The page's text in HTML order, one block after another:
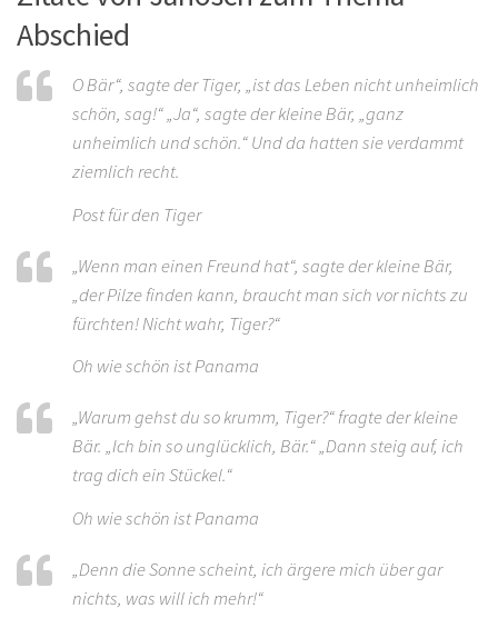
Abschied
O Bär“, sagte der Tiger, „ist das Leben nicht unheimlich
schön, sag!“ „Ja“, sagte der kleine Bär, „ganz
unheimlich und schön.“ Und da hatten sie verdammt
ziemlich recht.
Post für den Tiger
„Wenn man einen Freund hat“, sagte der kleine Bär,
„der Pilze finden kann, braucht man sich vor nichts zu
fürchten! Nicht wahr, Tiger?“
Oh wie schön ist Panama
„Warum gehst du so krumm, Tiger?“ fragte der kleine
Bär. „Ich bin so unglücklich, Bär.“ „Dann steig auf, ich
trag dich ein Stückel.“
Oh wie schön ist Panama
„Denn die Sonne scheint, ich ärgere mich über gar
nichts, was will ich mehr!“